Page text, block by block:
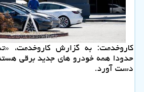
کاروخدمت: به گزارش کاروخدمت،
حدودا همه خودرو های جدید برقی
دست آورد.